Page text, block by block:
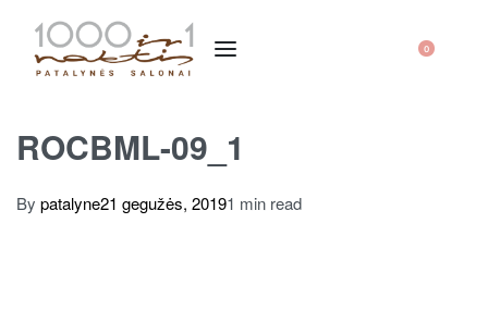
0
ROCBML-09_1
By patalyne21 gegužės, 20191 min read